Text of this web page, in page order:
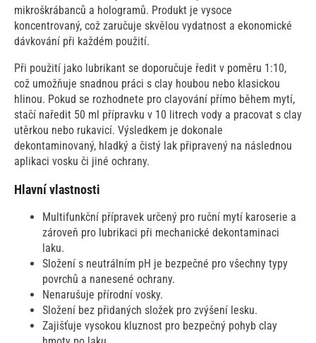
mikroškrábanců a hologramů. Produkt je vysoce
koncentrovaný, což zaručuje skvělou vydatnost a ekonomické
dávkování při každém použití.
Při použití jako lubrikant se doporučuje ředit v poměru 1:10,
což umožňuje snadnou práci s clay houbou nebo klasickou
hlinou. Pokud se rozhodnete pro clayování přímo během mytí,
stačí naředit 50 ml přípravku v 10 litrech vody a pracovat s clay
utěrkou nebo rukavicí. Výsledkem je dokonale
dekontaminovaný, hladký a čistý lak připravený na následnou
aplikaci vosku či jiné ochrany.
Hlavní vlastnosti
Multifunkční přípravek určený pro ruční mytí karoserie a
zároveň pro lubrikaci při mechanické dekontaminaci
laku.
Složení s neutrálním pH je bezpečné pro všechny typy
povrchů a nanesené ochrany.
Nenarušuje přírodní vosky.
Složení bez přidaných složek pro zvýšení lesku.
Zajišťuje vysokou kluznost pro bezpečný pohyb clay